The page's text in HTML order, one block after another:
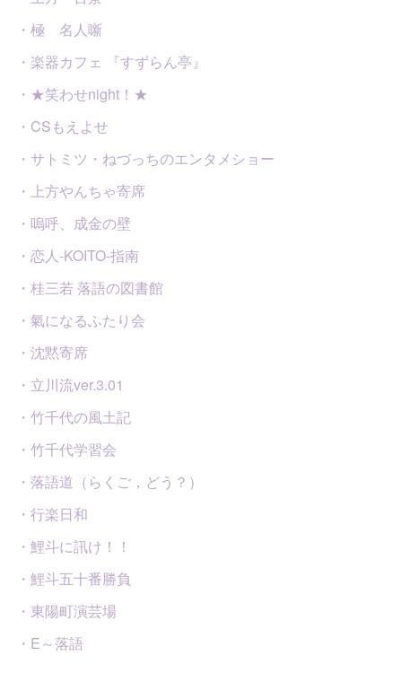
・極 名人噺
・楽器カフェ 『すずらん亭』
・★笑わせnight！★
・CSもえよせ
・サトミツ・ねづっちのエンタメショー
・上方やんちゃ寄席
・嗚呼、成金の壁
・恋人-KOITO-指南
・桂三若 落語の図書館
・氣になるふたり会
・沈黙寄席
・立川流ver.3.01
・竹千代の風土記
・竹千代学習会
・落語道（らくご，どう？）
・行楽日和
・鯉斗に訊け！！
・鯉斗五十番勝負
・東陽町演芸場
・E～落語